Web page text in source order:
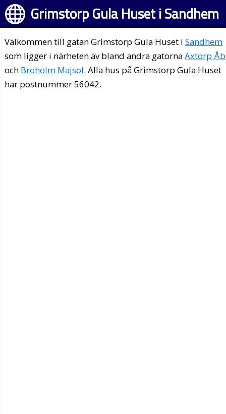
Grimstorp Gula Huset i Sandhem
Välkommen till gatan Grimstorp Gula Huset iSandhem
som ligger i närheten av bland andra gatornaAxtorp
och Broholm Majsol. Alla hus på Grimstorp Gula Huset
har postnummer 56042.